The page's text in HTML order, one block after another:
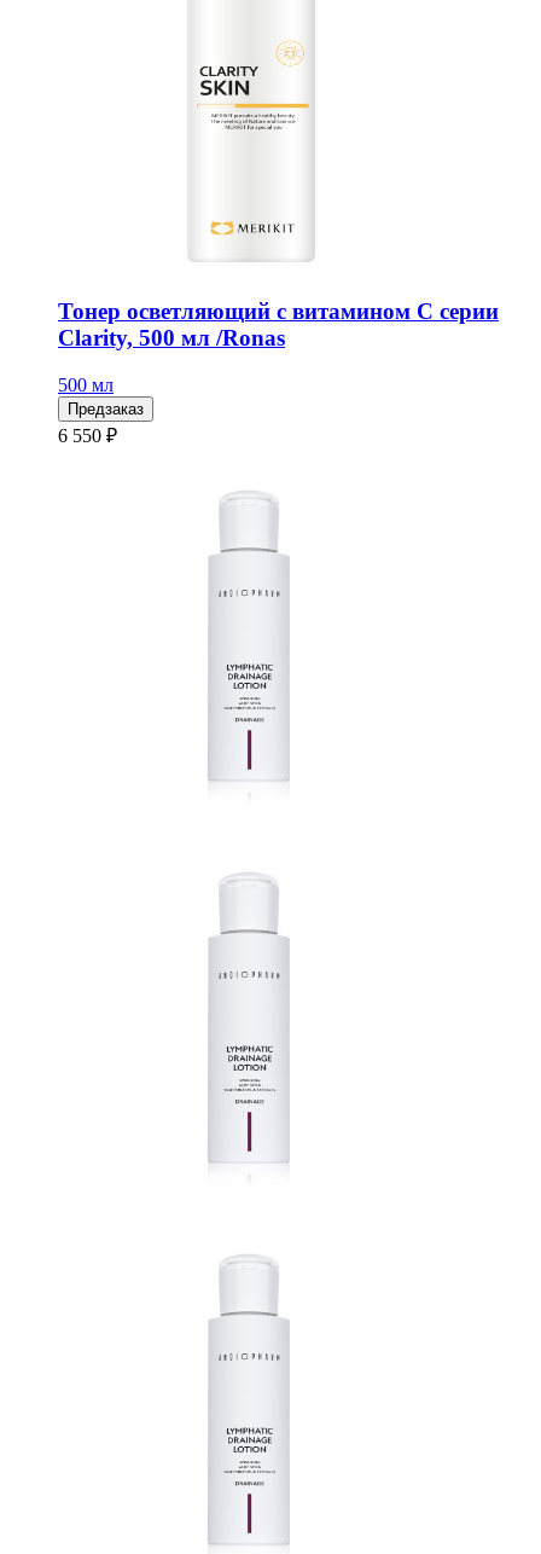
Тонер осветляющий с витамином С серии
Clarity, 500 мл /Ronas
500 мл
Предзаказ
6 550 ₽